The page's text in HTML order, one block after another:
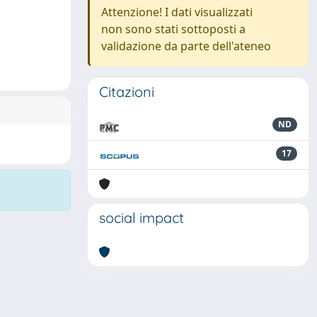
Attenzione! I dati visualizzati
non sono stati sottoposti a
validazione da parte dell'ateneo
Citazioni
ND
17
social impact